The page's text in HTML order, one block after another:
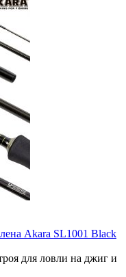
Akara SL1001 Black
для ловли на джиг и